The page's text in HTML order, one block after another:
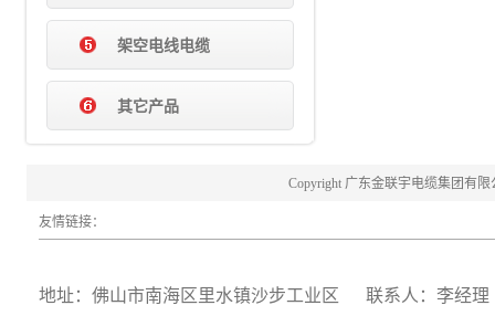
架空电线电缆
其它产品
Copyright 广东金联宇电缆集团有限
友情链接：
地址：佛山市南海区里水镇沙步工业区 联系人：李经